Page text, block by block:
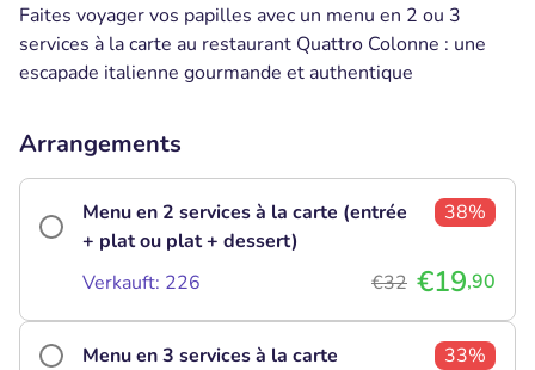
Faites voyager vos papilles avec un menu en 2 ou 3
services à la carte au restaurant Quattro Colonne : une
escapade italienne gourmande et authentique
Arrangements
Menu en 2 services à la carte (entrée
+ plat ou plat + dessert)
38%
Verkauft: 226 €32 €19,90
Menu en 3 services à la carte
33%